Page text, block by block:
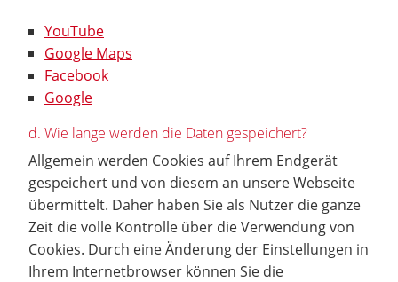
YouTube
Google Maps
Facebook
Google
d. Wie lange werden die Daten gespeichert?
Allgemein werden Cookies auf Ihrem Endgerät
gespeichert und von diesem an unsere Webseite
übermittelt. Daher haben Sie als Nutzer die ganze
Zeit die volle Kontrolle über die Verwendung von
Cookies. Durch eine Änderung der Einstellungen in
Ihrem Internetbrowser können Sie die